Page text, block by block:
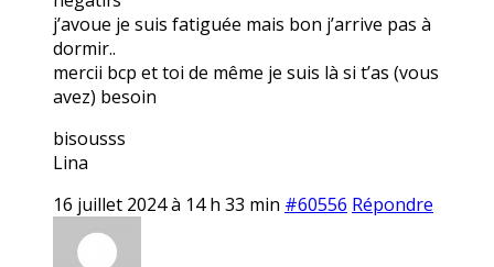
j’avoue je suis fatiguée mais bon j’arrive pas à
dormir..
mercii bcp et toi de même je suis là si t’as (vous
avez) besoin
bisousss
Lina
16 juillet 2024 à 14 h 33 min #60556 Répondre